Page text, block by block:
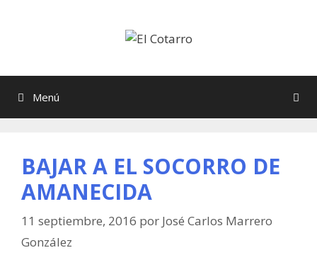
Menú
BAJAR A EL SOCORRO DE
AMANECIDA
11 septiembre, 2016 por José Carlos Marrero
González